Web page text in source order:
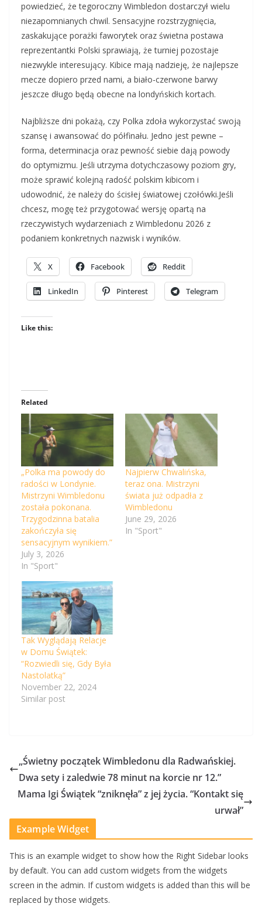
powiedzieć, że tegoroczny Wimbledon dostarczył wielu
niezapomnianych chwil. Sensacyjne rozstrzygnięcia,
zaskakujące porażki faworytek oraz świetna postawa
reprezentantki Polski sprawiają, że turniej pozostaje
niezwykle interesujący. Kibice mają nadzieję, że najlepsze
mecze dopiero przed nami, a biało-czerwone barwy
jeszcze długo będą obecne na londyńskich kortach.
Najbliższe dni pokażą, czy Polka zdoła wykorzystać swoją
szansę i awansować do półfinału. Jedno jest pewne –
forma, determinacja oraz pewność siebie dają powody
do optymizmu. Jeśli utrzyma dotychczasowy poziom gry,
może sprawić kolejną radość polskim kibicom i
udowodnić, że należy do ścisłej światowej czołówki.Jeśli
chcesz, mogę też przygotować wersję opartą na
rzeczywistych wydarzeniach z Wimbledonu 2026 z
podaniem konkretnych nazwisk i wyników.
X Facebook Reddit
LinkedIn Pinterest Telegram
Like this:
Related
„Polka ma powody do
radości w Londynie.
Mistrzyni Wimbledonu
została pokonana.
Trzygodzinna batalia
zakończyła się
sensacyjnym wynikiem.”
July 3, 2026
In "Sport"
Najpierw Chwalińska,
teraz ona. Mistrzyni
świata już odpadła z
Wimbledonu
June 29, 2026
In "Sport"
Tak Wyglądają Relacje
w Domu Świątek:
“Rozwiedli się, Gdy Była
Nastolatką”
November 22, 2024
Similar post
„Świetny początek Wimbledonu dla Radwańskiej.
Dwa sety i zaledwie 78 minut na korcie nr 12.”
Mama Igi Świątek “zniknęła” z jej życia. “Kontakt się
urwał”
Example Widget
This is an example widget to show how the Right Sidebar looks
by default. You can add custom widgets from the widgets
screen in the admin. If custom widgets is added than this will be
replaced by those widgets.